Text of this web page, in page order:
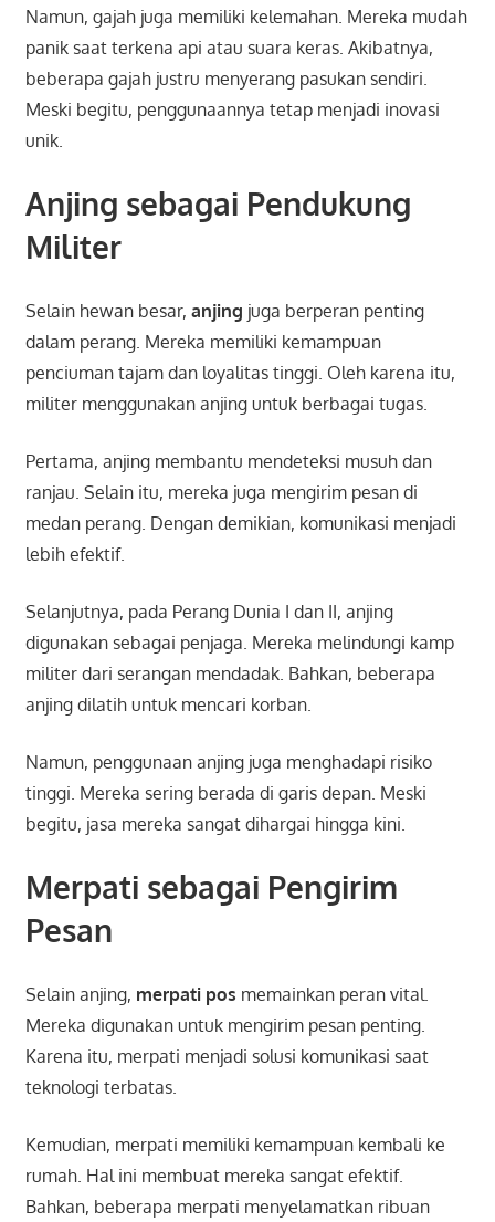
Namun, gajah juga memiliki kelemahan. Mereka mudah
panik saat terkena api atau suara keras. Akibatnya,
beberapa gajah justru menyerang pasukan sendiri.
Meski begitu, penggunaannya tetap menjadi inovasi
unik.
Anjing sebagai Pendukung
Militer
Selain hewan besar, anjing juga berperan penting
dalam perang. Mereka memiliki kemampuan
penciuman tajam dan loyalitas tinggi. Oleh karena itu,
militer menggunakan anjing untuk berbagai tugas.
Pertama, anjing membantu mendeteksi musuh dan
ranjau. Selain itu, mereka juga mengirim pesan di
medan perang. Dengan demikian, komunikasi menjadi
lebih efektif.
Selanjutnya, pada Perang Dunia I dan II, anjing
digunakan sebagai penjaga. Mereka melindungi kamp
militer dari serangan mendadak. Bahkan, beberapa
anjing dilatih untuk mencari korban.
Namun, penggunaan anjing juga menghadapi risiko
tinggi. Mereka sering berada di garis depan. Meski
begitu, jasa mereka sangat dihargai hingga kini.
Merpati sebagai Pengirim
Pesan
Selain anjing, merpati pos memainkan peran vital.
Mereka digunakan untuk mengirim pesan penting.
Karena itu, merpati menjadi solusi komunikasi saat
teknologi terbatas.
Kemudian, merpati memiliki kemampuan kembali ke
rumah. Hal ini membuat mereka sangat efektif.
Bahkan, beberapa merpati menyelamatkan ribuan